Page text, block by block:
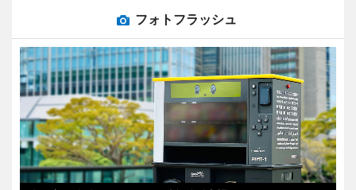
フォトフラッシュ